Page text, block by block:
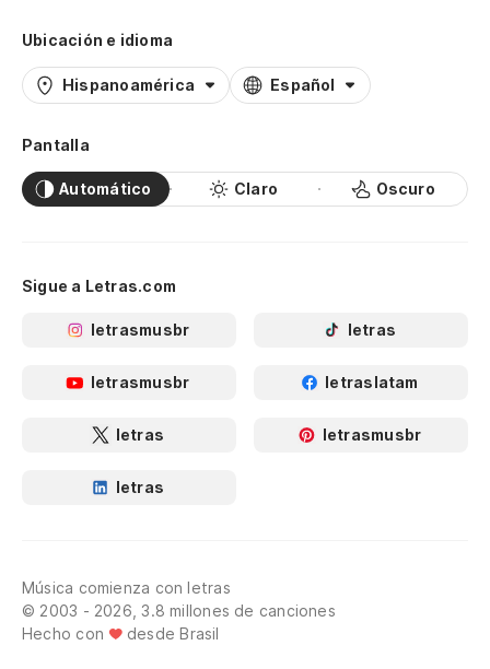
Ubicación e idioma
Hispanoamérica Español
Pantalla
Automático Claro Oscuro
Sigue a Letras.com
letrasmusbr letras
letrasmusbr letraslatam
letras letrasmusbr
letras
Música comienza con letras
© 2003 - 2026, 3.8 millones de canciones
Hecho con
desde Brasil